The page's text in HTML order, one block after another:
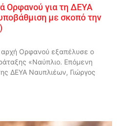
Ορφανού για τη ΔΕΥΑ
με σκοπό την
αρχή Ορφανού εξαπέλυσε ο
«Ναύπλιο. Επόμενη
ΔΕΥΑ Ναυπλιέων, Γιώργος